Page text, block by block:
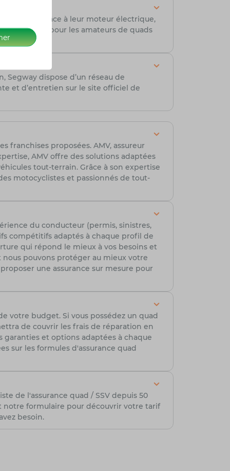
Grâce à leur moteur électrique,
Idéal pour les amateurs de quads
Segway dispose d’un réseau de
et d’entretien sur le site officiel de
franchises proposées. AMV, assureur
AMV offre des solutions adaptées
tout-terrain. Grâce à son expertise
motocyclistes et passionnés de tout-
du conducteur (permis, sinistres,
compétitifs adaptés à chaque profil de
qui répond le mieux à vos besoins et
pouvons protéger au mieux votre
une assurance sur mesure pour
votre budget. Si vous possédez un quad
de couvrir les frais de réparation en
garanties et options adaptées à chaque
sur les formules d'assurance quad
de l'assurance quad / SSV depuis 50
notre formulaire pour découvrir votre tarif
besoin.